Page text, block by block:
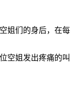
姐们的身后，在每
空姐发出疼痛的叫